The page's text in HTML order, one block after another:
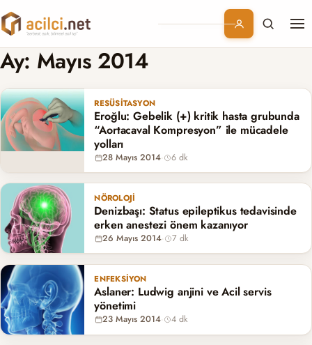
Branşlar
Konular
Kurumsal
Abonelik
Ay: Mayıs 2014
RESÜSITASYON
Eroğlu: Gebelik (+) kritik hasta grubunda
“Aortacaval Kompresyon” ile mücadele
yolları
28 Mayıs 2014· 6 dk
NÖROLOJI
Denizbaşı: Status epileptikus tedavisinde
erken anestezi önem kazanıyor
26 Mayıs 2014· 7 dk
ENFEKSIYON
Aslaner: Ludwig anjini ve Acil servis
yönetimi
23 Mayıs 2014· 4 dk